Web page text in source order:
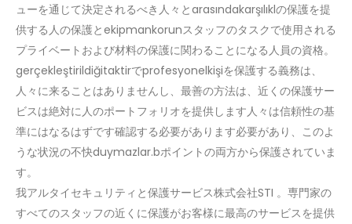
ューを通じて決定されるべき人々とarasındakarşılıklの保護を提
供する人の保護とekipmankorunスタッフのタスクで使用される
プライベートおよび材料の保護に関わることになる人員の資格。
gerçekleştirildiğitaktirでprofesyonelkişiを保護する義務は、
人々に来ることはありませんし、最善の方法は、近くの保護サー
ビスは絶対に人のポートフォリオを提供します人々は信頼性の基
準にはなるはずです確認する必要があります必要があり、このよ
うな状況の不快duymazlar.bポイントの両方から保護されていま
す。
我アルタイセキュリティと保護サービス株式会社STI 。専門家の
すべてのスタッフの近くに保護がお客様に最高のサービスを提供